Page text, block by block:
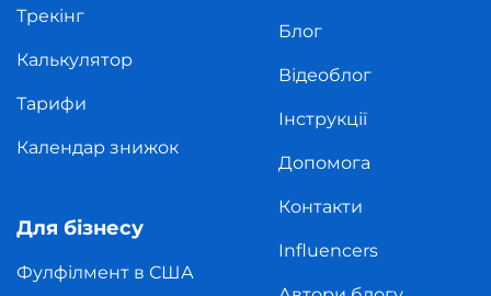
Трекінг
Калькулятор
Тарифи
Календар знижок
Для бізнесу
Фулфілмент в США
Блог
Відеоблог
Інструкції
Допомога
Контакти
Influencers